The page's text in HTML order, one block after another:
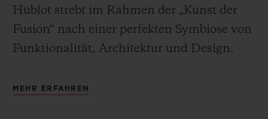
Hublot strebt im Rahmen der „Kunst der
Fusion“ nach einer perfekten Symbiose von
Funktionalität, Architektur und Design.
MEHR ERFAHREN